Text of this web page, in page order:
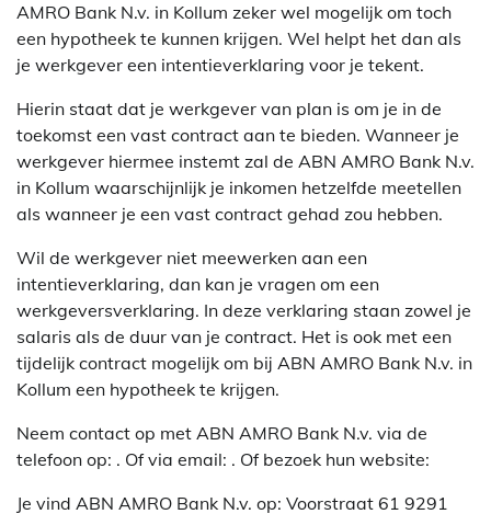
AMRO Bank N.v. in Kollum zeker wel mogelijk om toch
een hypotheek te kunnen krijgen. Wel helpt het dan als
je werkgever een intentieverklaring voor je tekent.
Hierin staat dat je werkgever van plan is om je in de
toekomst een vast contract aan te bieden. Wanneer je
werkgever hiermee instemt zal de ABN AMRO Bank N.v.
in Kollum waarschijnlijk je inkomen hetzelfde meetellen
als wanneer je een vast contract gehad zou hebben.
Wil de werkgever niet meewerken aan een
intentieverklaring, dan kan je vragen om een
werkgeversverklaring. In deze verklaring staan zowel je
salaris als de duur van je contract. Het is ook met een
tijdelijk contract mogelijk om bij ABN AMRO Bank N.v. in
Kollum een hypotheek te krijgen.
Neem contact op met ABN AMRO Bank N.v. via de
telefoon op: . Of via email: . Of bezoek hun website:
Je vind ABN AMRO Bank N.v. op: Voorstraat 61 9291